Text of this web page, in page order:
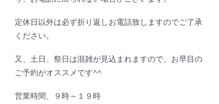
定休日以外は必ず折り返しお電話致しますのでご了承
ください。
又、土日、祭日は混雑が見込まれますので、お早目の
ご予約がオススメです^^
営業時間、９時～１９時